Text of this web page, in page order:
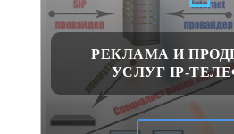
РЕКЛАМА И
УСЛУГ IP-